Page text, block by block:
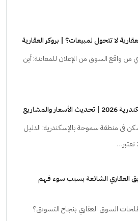
لا تتحول لمبيعات؟ | بروكر العقارية
من واقع السوق من الإعلان للمعاينة: أين
والمشاريع
في منطقة سموحة بالإسكندرية: الدليل
العقاري الشائعة بسبب سوء فهم
السوق العقاري بنجاح التسويق؟